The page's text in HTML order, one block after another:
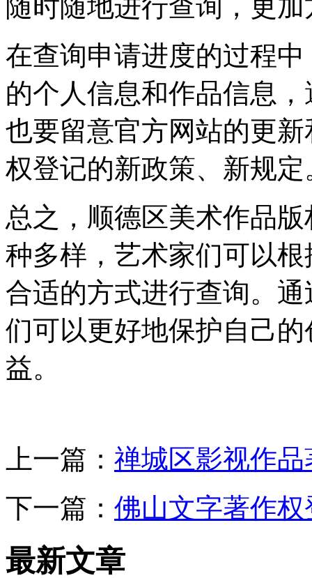
随时随地进行查询，更
在查询申请进度的过程
的个人信息和作品信息
也要留意官方网站的更
权登记的新政策、新规定
总之，顺德区美术作品
种多样，艺术家们可以
合适的方式进行查询。
们可以更好地保护自己
益。
上一篇： 禅城区影视作
下一篇： 佛山文字著作
最新文章